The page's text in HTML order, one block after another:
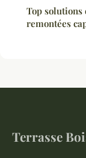
Top
remontées
Terrasse